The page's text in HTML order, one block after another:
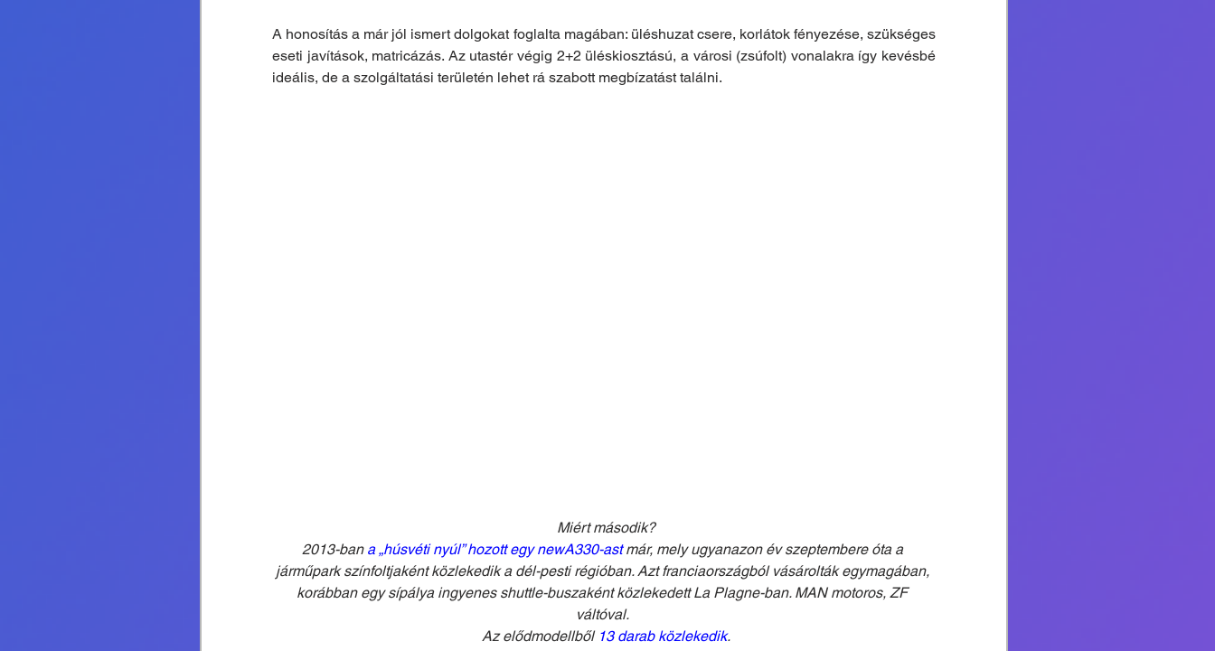
A honosítás a már jól ismert dolgokat foglalta magában: üléshuzat csere, korlátok fényezése, szükséges
eseti javítások, matricázás. Az utastér végig 2+2 üléskiosztású, a városi (zsúfolt) vonalakra így kevésbé
ideális, de a szolgáltatási területén lehet rá szabott megbízatást találni.
Miért második?
2013-ban a „húsvéti nyúl” hozott egy newA330-ast már, mely ugyanazon év szeptembere óta a
járműpark színfoltjaként közlekedik a dél-pesti régióban. Azt franciaországból vásárolták egymagában,
korábban egy sípálya ingyenes shuttle-buszaként közlekedett La Plagne-ban. MAN motoros, ZF
váltóval.
Az elődmodellből 13 darab közlekedik.